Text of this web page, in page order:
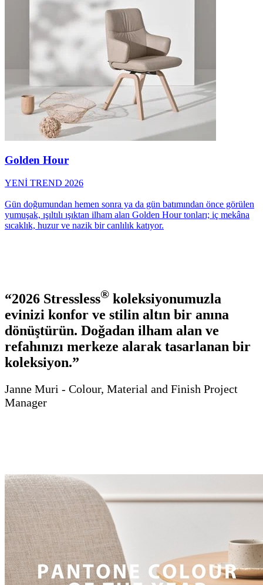
Golden Hour
YENİ TREND 2026
Gün doğumundan hemen sonra ya da gün batımından önce görülen
yumuşak, ışıltılı ışıktan ilham alan Golden Hour tonları; iç mekâna
sıcaklık, huzur ve nazik bir canlılık katıyor.
“2026 Stressless® koleksiyonumuzla
evinizi konfor ve stilin altın bir anına
dönüştürün. Doğadan ilham alan ve
refahınızı merkeze alarak tasarlanan bir
koleksiyon.”
Janne Muri - Colour, Material and Finish Project
Manager